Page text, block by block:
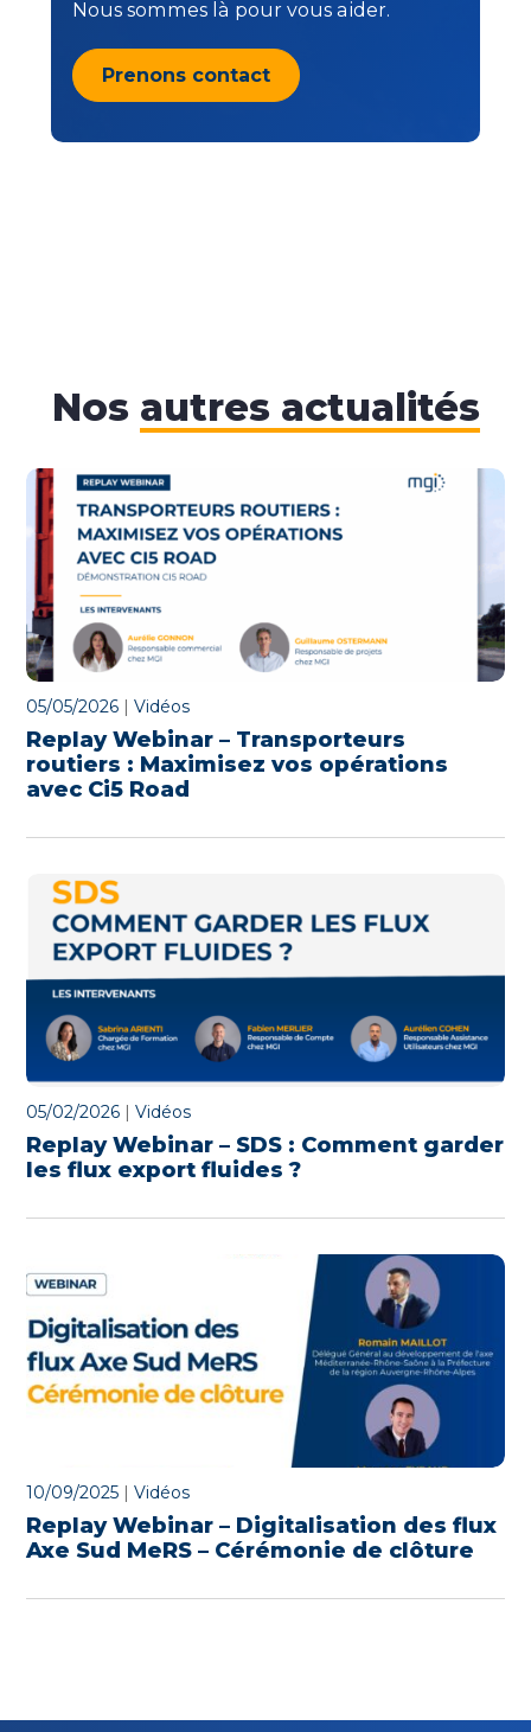
Nous sommes là pour vous aider.
Prenons contact
Nos autres actualités
Replay Webinar – Transporteurs
routiers : Maximisez vos opérations
avec Ci5 Road
05/05/2026 |Vidéos
Replay Webinar – SDS : Comment garder
les flux export fluides ?
05/02/2026 |Vidéos
Replay Webinar – Digitalisation des flux
Axe Sud MeRS – Cérémonie de clôture
10/09/2025 |Vidéos